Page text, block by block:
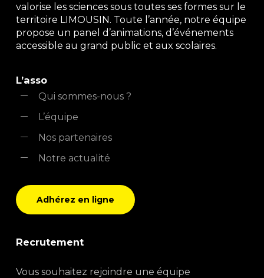
valorise les sciences sous toutes ses formes sur le
territoire LIMOUSIN. Toute l’année, notre équipe
propose un panel d’animations, d’événements
accessible au grand public et aux scolaires.
L’asso
Qui sommes-nous ?
L’équipe
Nos partenaires
Notre actualité
Adhérez en ligne
Recrutement
Vous souhaitez rejoindre une équipe